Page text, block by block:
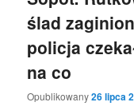
ślad
policja
na co
Opublikowany26 lipca